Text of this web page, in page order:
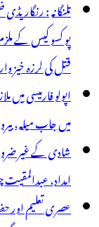
تلنگانہ :
قتل کی لرزہ خیز
میں جاب میلہ،
امداد، عبدالمقیت
عصری تعلیم اور